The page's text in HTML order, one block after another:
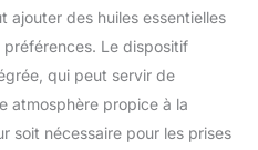
diffuseur à
doucement
à créer un
vous souhaitiez vous
ou vous détendre,
ajouter des huiles essentielles
Le dispositif
qui peut servir de
atmosphère propice à la
soit nécessaire pour les prises